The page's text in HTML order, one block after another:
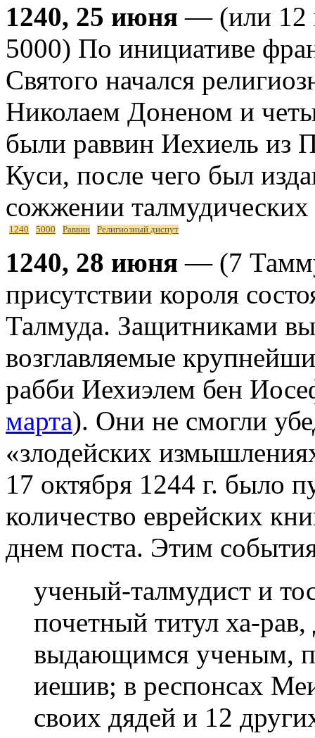
1240, 25 июня — (или 12
5000) По инициативе
Святого начался
Николаем Доненом и
были раввин Иехиель из
Куси, после чего был
сожжении талмудических
1240 5000 Раввин Религиозный диспут
1240, 28 июня — (7
присутствии короля
Талмуда. Защитниками
возглавляемые
рабби Иехиэлем бен
марта). Они не смогли
«злодейских
17 октября 1244 г. было
количество еврейских
днем поста. Этим
ученый-талмудист и
почетный титул ха-
выдающимся ученым,
иешив; в респонсах
своих дядей и 12